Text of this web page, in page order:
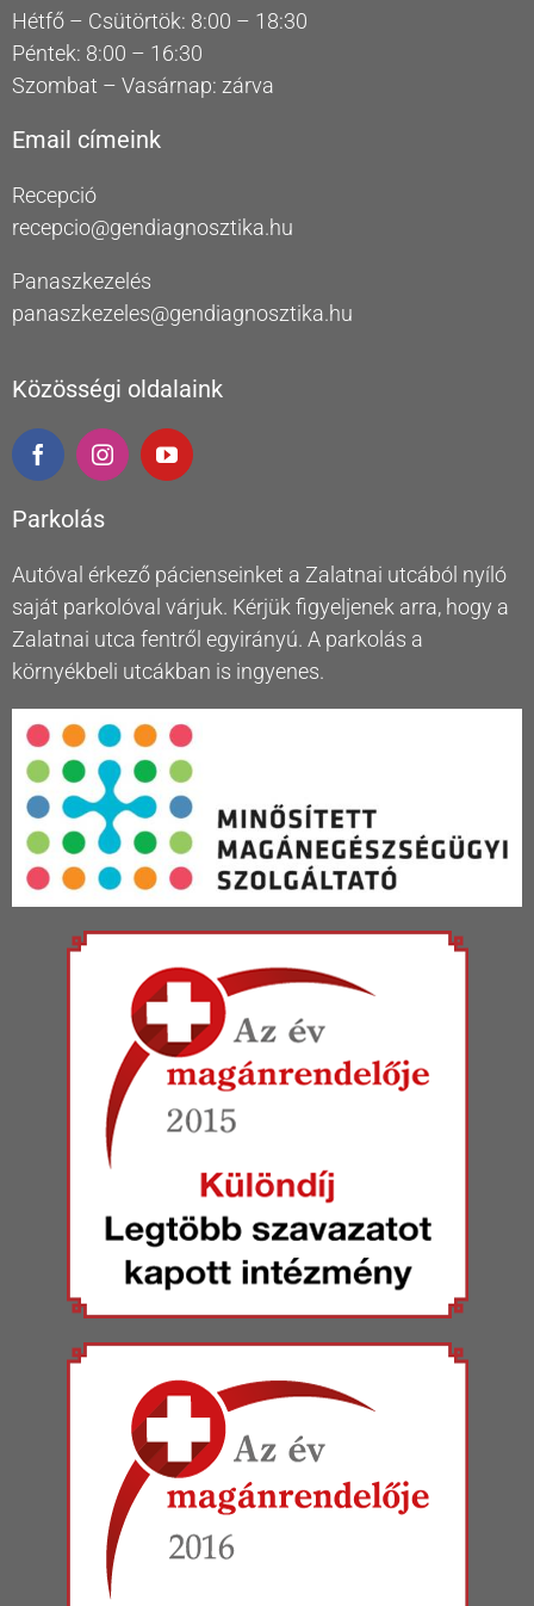
Hétfő – Csütörtök: 8:00 – 18:30
Péntek: 8:00 – 16:30
Szombat – Vasárnap: zárva
Email címeink
Recepció
recepcio@gendiagnosztika.hu
Panaszkezelés
panaszkezeles@gendiagnosztika.hu
Közösségi oldalaink
Parkolás
Autóval érkező pácienseinket a Zalatnai utcából nyíló
saját parkolóval várjuk. Kérjük figyeljenek arra, hogy a
Zalatnai utca fentről egyirányú. A parkolás a
környékbeli utcákban is ingyenes.